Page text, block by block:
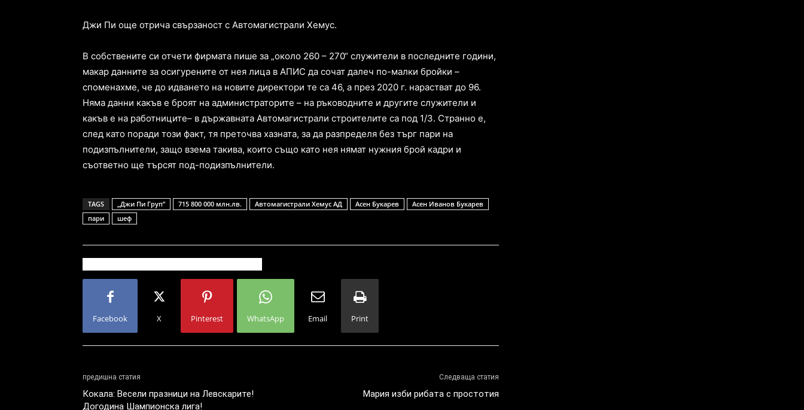
Джи Пи още отрича свързаност с Автомагистрали Хемус.
В собствените си отчети фирмата пише за „около 260 – 270“ служители в последните години,
макар данните за осигурените от нея лица в АПИС да сочат далеч по-малки бройки –
споменахме, че до идването на новите директори те са 46, а през 2020 г. нарастват до 96.
Няма данни какъв е броят на администраторите – на ръководните и другите служители и
какъв е на работниците– в държавната Автомагистрали строителите са под 1/3. Странно е,
след като поради този факт, тя преточва хазната, за да разпределя без търг пари на
подизпълнители, защо взема такива, които също като нея нямат нужния брой кадри и
съответно ще търсят под-подизпълнители.
TAGS „Джи Пи Груп” 715 800 000 млн.лв. Автомагистрали Хемус АД Асен Букарев
Асен Иванов Букарев
пари
шеф
Facebook X Pinterest WhatsApp Email Print
предишна статия
Кокала: Весели празници на Левскарите!
Догодина Шампионска лига!
Следваща статия
Мария изби рибата с простотия